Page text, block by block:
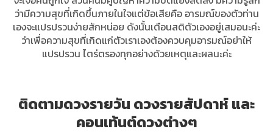
ว่ามีความสุขที่เกิดขึ้นภายในใจแต่ข้อเสียคือ อารมณ์ของตัวท่าน
เองจะแปรปรวนง่ายสักหน่อย ดังนั้นเตือนสติตัวเองอยู่เสมอนะค่ะ
ว่าเพื่อความสุขที่เกิดแก่ตัวเราเองต้องควบคุมอารมณ์อย่าให้
แปรปรวน ไตร่ตรองทุกอย่างด้วยเหตุและผลนะค่ะ
ติดตามดวงรายวัน ดวงรายสัปดาห์ และ
คอนเท้นต์ดวงต่างๆ